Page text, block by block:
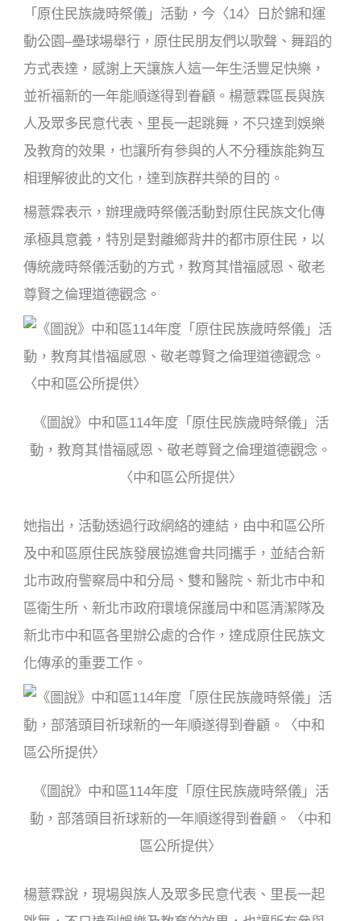
「原住民族歲時祭儀」活動，今〈14〉日於錦和運
動公園–壘球場舉行，原住民朋友們以歌聲、舞蹈的
方式表達，感謝上天讓族人這一年生活豐足快樂，
並祈福新的一年能順遂得到眷顧。楊薏霖區長與族
人及眾多民意代表、里長一起跳舞，不只達到娛樂
及教育的效果，也讓所有參與的人不分種族能夠互
相理解彼此的文化，達到族群共榮的目的。
楊薏霖表示，辦理歲時祭儀活動對原住民族文化傳
承極具意義，特別是對離鄉背井的都市原住民，以
傳統歲時祭儀活動的方式，教育其惜福感恩、敬老
尊賢之倫理道德觀念。
《圖說》中和區114年度「原住民族歲時祭儀」活
動，教育其惜福感恩、敬老尊賢之倫理道德觀念。
〈中和區公所提供〉
她指出，活動透過行政網絡的連結，由中和區公所
及中和區原住民族發展協進會共同攜手，並結合新
北市政府警察局中和分局、雙和醫院、新北市中和
區衛生所、新北市政府環境保護局中和區清潔隊及
新北市中和區各里辦公處的合作，達成原住民族文
化傳承的重要工作。
《圖說》中和區114年度「原住民族歲時祭儀」活
動，部落頭目祈球新的一年順遂得到眷顧。〈中和
區公所提供〉
楊薏霖說，現場與族人及眾多民意代表、里長一起